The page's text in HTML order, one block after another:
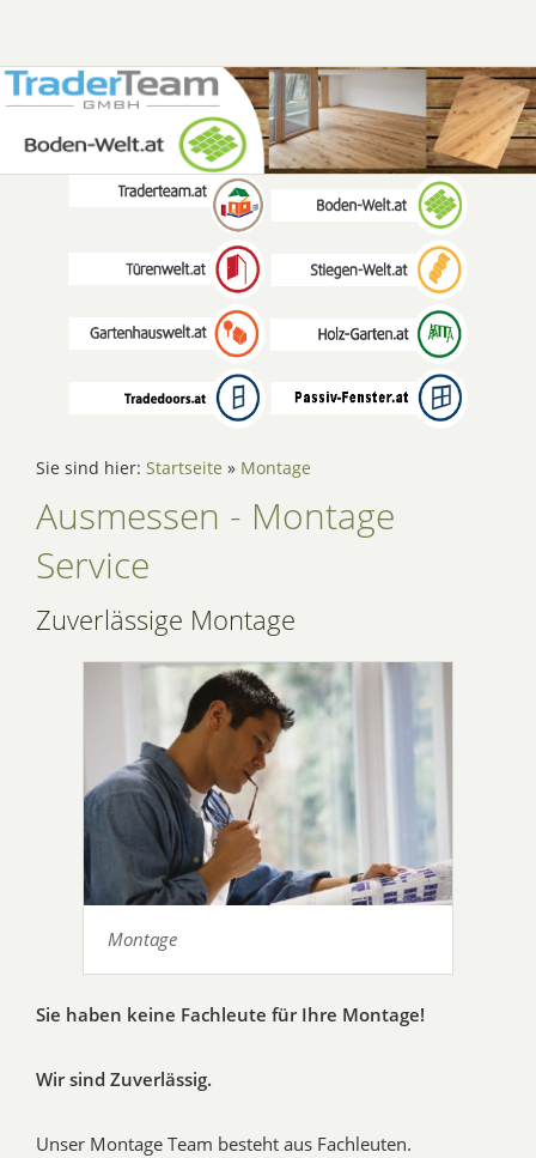
Sie sind hier: Startseite » Montage
Ausmessen - Montage
Service
Zuverlässige Montage
Montage
Sie haben keine Fachleute für Ihre Montage!
Wir sind Zuverlässig.
Unser Montage Team besteht aus Fachleuten.